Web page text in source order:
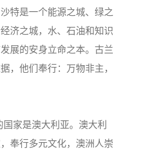
特是一个能源之城、绿之
济之城，水、石油和知识
展的安身立命之本。古兰
，他们奉行：万物非主，
家是澳大利亚。澳大利
奉行多元文化，澳洲人崇